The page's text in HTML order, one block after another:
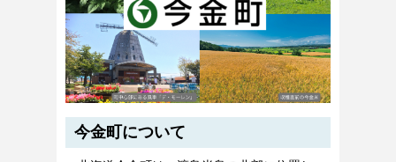
今金町について